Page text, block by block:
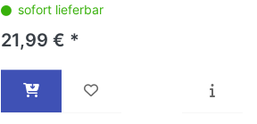
sofort lieferbar
21,99 € *